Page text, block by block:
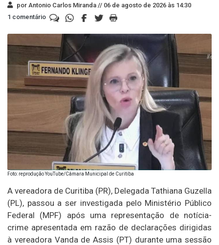
por Antonio Carlos Miranda // 06 de agosto de 2026 às 14:30
1 comentário
Foto: reprodução YouTube/Câmara Municipal de Curitiba
A vereadora de Curitiba (PR), Delegada Tathiana Guzella
(PL), passou a ser investigada pelo Ministério Público
Federal (MPF) após uma representação de notícia-
crime apresentada em razão de declarações dirigidas
à vereadora Vanda de Assis (PT) durante uma sessão